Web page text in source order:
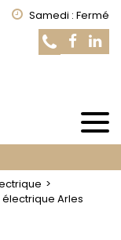
Samedi : Fermé
Arles